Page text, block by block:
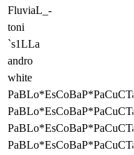
FluviaL_-
toni
`s1LLa
andro
white
PaBLo*EsCoBaP*PaCuCTa
PaBLo*EsCoBaP*PaCuCTa
PaBLo*EsCoBaP*PaCuCTa
PaBLo*EsCoBaP*PaCuCTa